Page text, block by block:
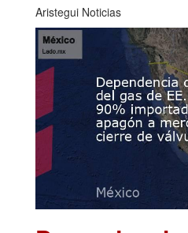
Aristegui Noticias